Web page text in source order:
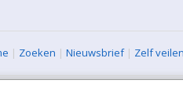
| Zoeken | Nieuwsbrief| Zelf